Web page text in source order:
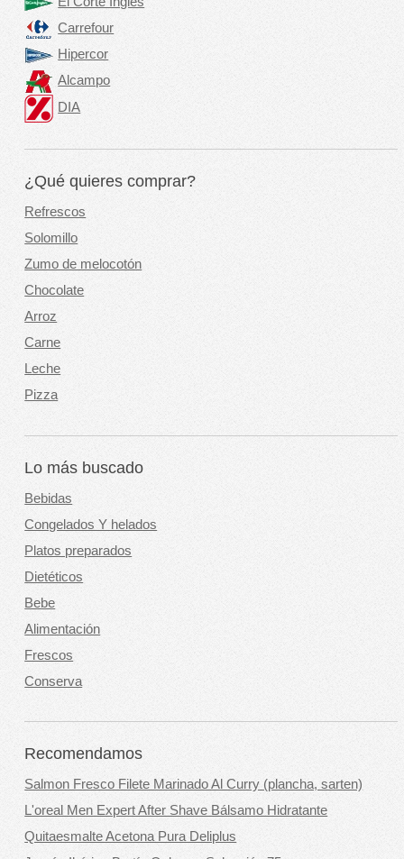
Carrefour
Hipercor
Alcampo
DIA
¿Qué quieres comprar?
Refrescos
Solomillo
Zumo de melocotón
Chocolate
Arroz
Carne
Leche
Pizza
Lo más buscado
Bebidas
Congelados Y helados
Platos preparados
Dietéticos
Bebe
Alimentación
Frescos
Conserva
Recomendamos
Salmon Fresco Filete Marinado Al Curry (plancha, sarten)
L'oreal Men Expert After Shave Bálsamo Hidratante
Quitaesmalte Acetona Pura Deliplus